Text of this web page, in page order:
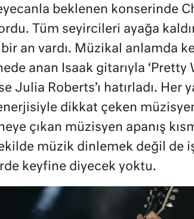
beklenen konserinde
Tüm seyircileri ayağa
an vardı. Müzikal anlamda
anan Isaak gitarıyla ‘Pretty
Julia Roberts’ı hatırladı. Her
dikkat çeken
çıkan müzisyen apanış
müzik dinlemek değil de
keyfine diyecek yoktu.